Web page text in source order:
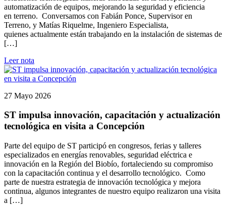
automatización de equipos, mejorando la seguridad y eficiencia
en terreno. Conversamos con Fabián Ponce, Supervisor en
Terreno, y Matías Riquelme, Ingeniero Especialista,
quienes actualmente están trabajando en la instalación de sistemas de
[…]
Leer nota
27 Mayo 2026
ST impulsa innovación, capacitación y actualización
tecnológica en visita a Concepción
Parte del equipo de ST participó en congresos, ferias y talleres
especializados en energías renovables, seguridad eléctrica e
innovación en la Región del Biobío, fortaleciendo su compromiso
con la capacitación continua y el desarrollo tecnológico. Como
parte de nuestra estrategia de innovación tecnológica y mejora
continua, algunos integrantes de nuestro equipo realizaron una visita
a […]